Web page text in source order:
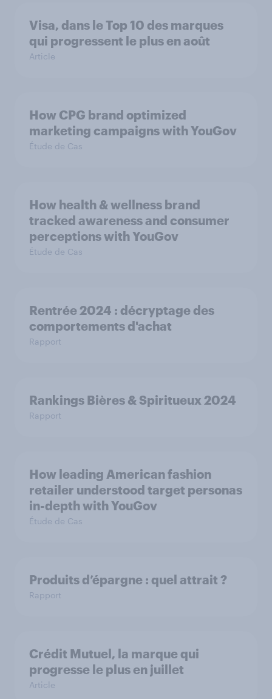
Visa, dans le Top 10 des marques
qui progressent le plus en août
Article
How CPG brand optimized
marketing campaigns with YouGov
Étude de Cas
How health & wellness brand
tracked awareness and consumer
perceptions with YouGov
Étude de Cas
Rentrée 2024 : décryptage des
comportements d'achat
Rapport
Rankings Bières & Spiritueux 2024
Rapport
How leading American fashion
retailer understood target personas
in-depth with YouGov
Étude de Cas
Produits d’épargne : quel attrait ?
Rapport
Crédit Mutuel, la marque qui
progresse le plus en juillet
Article